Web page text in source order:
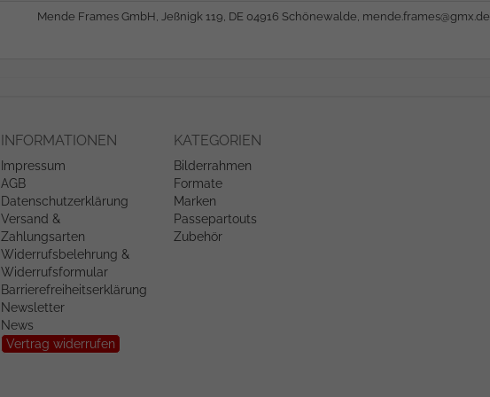
Mende Frames GmbH, Jeßnigk 119, DE 04916 Schönewalde, mende.frames@gmx.de
INFORMATIONEN
Impressum
AGB
Datenschutzerklärung
Versand &
Zahlungsarten
Widerrufsbelehrung &
Widerrufsformular
Barrierefreiheitserklärung
Newsletter
News
Vertrag widerrufen
KATEGORIEN
Bilderrahmen
Formate
Marken
Passepartouts
Zubehör